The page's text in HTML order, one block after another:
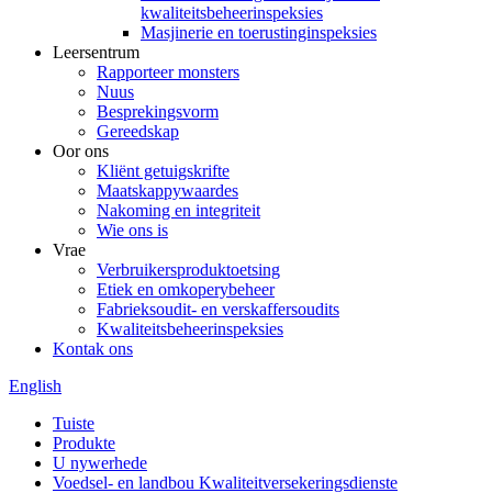
kwaliteitsbeheerinspeksies
Masjinerie en toerustinginspeksies
Leersentrum
Rapporteer monsters
Nuus
Besprekingsvorm
Gereedskap
Oor ons
Kliënt getuigskrifte
Maatskappywaardes
Nakoming en integriteit
Wie ons is
Vrae
Verbruikersproduktoetsing
Etiek en omkoperybeheer
Fabrieksoudit- en verskaffersoudits
Kwaliteitsbeheerinspeksies
Kontak ons
English
Tuiste
Produkte
U nywerhede
Voedsel- en landbou Kwaliteitversekeringsdienste